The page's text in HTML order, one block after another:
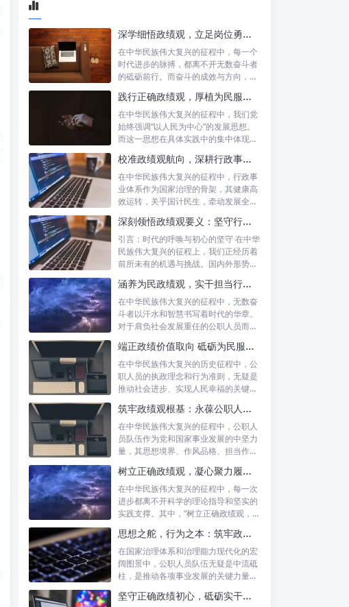
深学细悟政绩观，立足岗位勇争先：新时代奋斗者的思想指引与实践航标
在中华民族伟大复兴的征程中，每一个
时代进步的脉搏，都离不开无数奋斗者
的砥砺前行。而奋斗的成效与方向，又
践行正确政绩观，厚植为民服务根基：迈向高质量发展的根本遵循
在中华民族伟大复兴的征程中，我们党
始终强调“以人民为中心”的发展思想。
而这一思想在具体实践中的集中体现，
校准政绩观航向，深耕行政事业本职：新时代高质量发展的双重 imperative
在中华民族伟大复兴的征程中，行政事
业体系作为国家治理的骨架，其健康高
效运转，关乎国计民生，牵动发展全
深刻领悟政绩观要义：坚守行政事业初心，绘就为民服务新篇章
引言：时代的呼唤与初心的坚守 在中华
民族伟大复兴的征程上，我们正经历着
前所未有的机遇与挑战。国内外形势复
涵养为民政绩观，实干担当行稳致远：新时代公仆的价值坐标与实践航向
在中华民族伟大复兴的征程中，无数奋
斗者以汗水和智慧书写着时代的华章。
对于肩负社会发展重任的公职人员而
端正政绩价值取向 砥砺为民服务初心：新时代公仆的责任与担当
在中华民族伟大复兴的历史征程中，公
职人员的执政理念和行为准则，无疑是
推动社会进步、实现人民幸福的关键所
筑牢政绩观根基：永葆公职人员本色的时代考量与实践路径
在中华民族伟大复兴的征程中，公职人
员队伍作为党和国家事业发展的中坚力
量，其思想境界、作风品格、担当作为
树立正确政绩观，凝心聚力履职尽责：新时代下的治理智慧与实践路径
在中华民族伟大复兴的征程中，每一次
进步都离不开科学的理论指导和坚实的
实践支撑。其中，“树立正确政绩观，凝
思想之舵，行为之本：筑牢政绩观根基，永葆公职人员本色
在国家治理体系和治理能力现代化的宏
阔图景中，公职人员队伍无疑是中流砥
柱，是推动各项事业发展的关键力量。
坚守正确政绩初心，砥砺实干担当精神：新时代高质量发展的核心引擎